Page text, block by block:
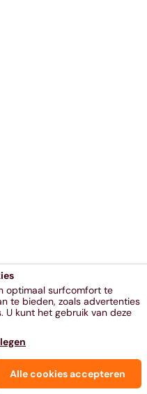
optimaal surfcomfort te
te bieden, zoals advertenties
U kunt het gebruik van deze
Alle cookies accepteren